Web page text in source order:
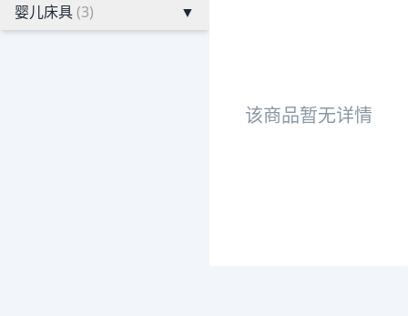
婴儿床具(3) ▼
该商品暂无详情